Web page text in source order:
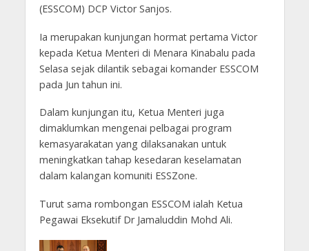
(ESSCOM) DCP Victor Sanjos.
Ia merupakan kunjungan hormat pertama Victor
kepada Ketua Menteri di Menara Kinabalu pada
Selasa sejak dilantik sebagai komander ESSCOM
pada Jun tahun ini.
Dalam kunjungan itu, Ketua Menteri juga
dimaklumkan mengenai pelbagai program
kemasyarakatan yang dilaksanakan untuk
meningkatkan tahap kesedaran keselamatan
dalam kalangan komuniti ESSZone.
Turut sama rombongan ESSCOM ialah Ketua
Pegawai Eksekutif Dr Jamaluddin Mohd Ali.